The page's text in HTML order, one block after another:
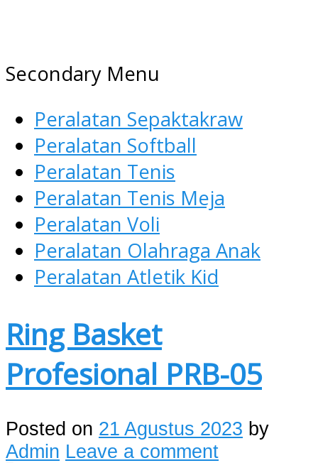
AGEN ALAT OLAHRAGA
Menyediakan Alat Olahraga
Secondary Menu
Peralatan Sepaktakraw
Peralatan Softball
Peralatan Tenis
Peralatan Tenis Meja
Peralatan Voli
Peralatan Olahraga Anak
Peralatan Atletik Kid
Ring Basket
Profesional PRB-05
Posted on 21 Agustus 2023 by
Admin Leave a comment